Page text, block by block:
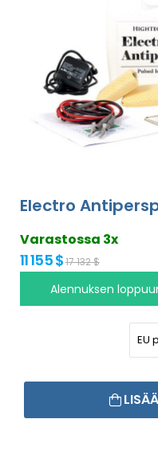
Electro
Varastossa 3x
11 155 $17 132 $
Alennuksen